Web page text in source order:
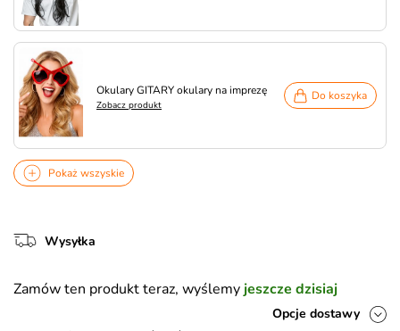
Okulary GITARY okulary na imprezę
Zobacz produkt
Do koszyka
Pokaż wszyskie
Wysyłka
Zamów ten produkt teraz, wyślemy jeszcze dzisiaj
Opcje dostawy